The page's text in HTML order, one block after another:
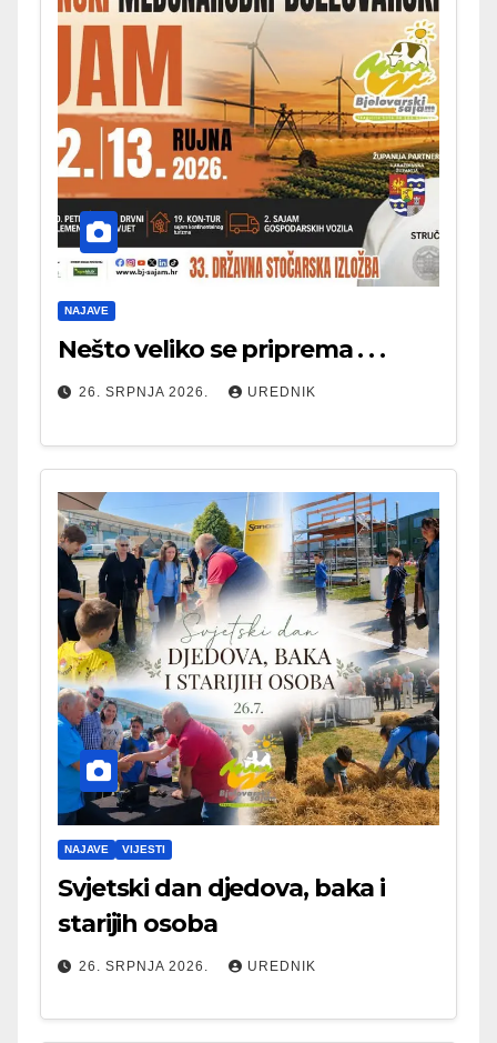
NAJAVE
Nešto veliko se priprema . . .
26. SRPNJA 2026. UREDNIK
NAJAVE VIJESTI
Svjetski dan djedova, baka i
starijih osoba
26. SRPNJA 2026. UREDNIK